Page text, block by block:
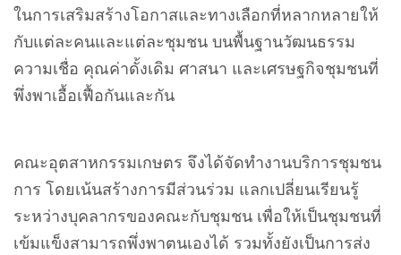
ในการเสริมสร้างโอกาสและทางเลือกที่หลากหลายให้
กับแต่ละคนและแต่ละชุมชน บนพื้นฐานวัฒนธรรม
ความเชื่อ คุณค่าดั้งเดิม ศาสนา และเศรษฐกิจชุมชนที่
พึ่งพาเอื้อเฟื้อกันและกัน
คณะอุตสาหกรรมเกษตร จึงได้จัดทำงานบริการชุมชน
การ โดยเน้นสร้างการมีส่วนร่วม แลกเปลี่ยนเรียนรู้
ระหว่างบุคลากรของคณะกับชุมชน เพื่อให้เป็นชุมชนที่
เข้มแข็งสามารถพึ่งพาตนเองได้ รวมทั้งยังเป็นการส่ง